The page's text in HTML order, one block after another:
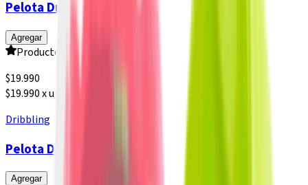
Pelota Dribbling Chile
Agregar
Producto sin calificar
$19.990
$19.990 x un
Dribbling
Pelota Dribbling Galaxy
Agregar